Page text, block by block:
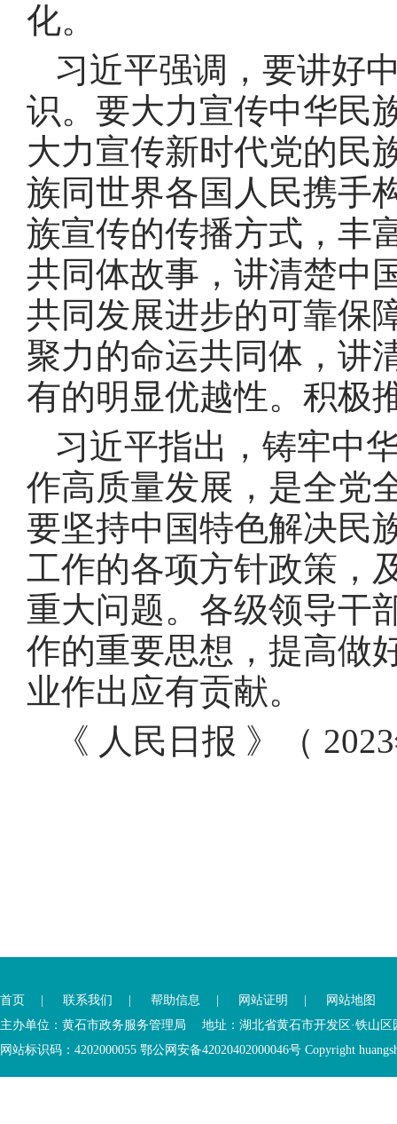
化。
习近平强调，要讲好
识。 要大力宣传中华民
大力宣传新时代党的民
族同世界各国人民携手
族宣传的传播方式，丰
共同体故事，讲清楚中
共同发展进步的可靠保
聚力的命运共同体，讲
有的明显优越性。 积极
习近平指出，铸牢中
作高质量发展，是全党
要坚持中国特色解决民
工作的各项方针政策，
重大问题。 各级领导干
作的重要思想，提高做
业作出应有贡献。
《 人民日报 》（
开
内
容
视
窗
进
入
部
功
首页 联系我们 帮助信息 网站证明
网站地图
主办单位：黄石市政务服务管理局 地址：湖北省黄石市开发区·铁山
网站标识码：4202000055 鄂公网安备42020402000046号 Copyright